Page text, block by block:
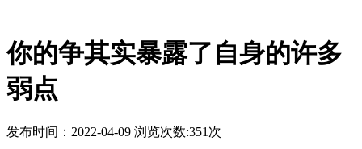
你的争其实暴露了自身的许多
弱点
发布时间：2022-04-09 浏览次数:351次